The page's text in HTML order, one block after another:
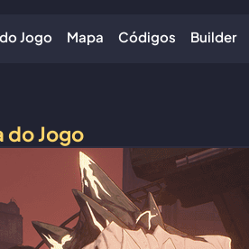
Jogo Mapa Códigos Builder
do Jogo